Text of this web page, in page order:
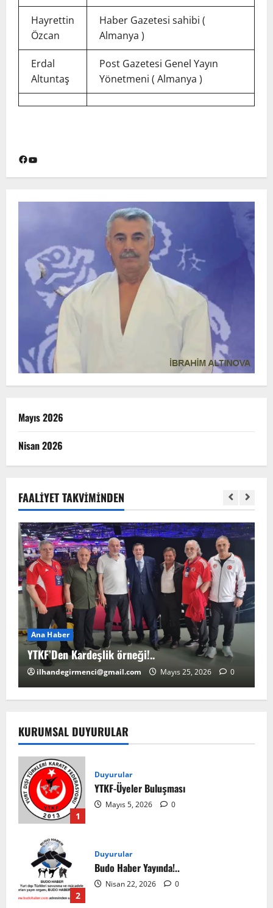
Hayrettin
Özcan
Haber Gazetesi sahibi (
Almanya )
Erdal
Altuntaş
Post Gazetesi Genel Yayın
Yönetmeni ( Almanya )
Facebook
YouTube
Mayıs 2026
Nisan 2026
FAALIYET TAKVIMINDEN
Ana Haber
YTKF’Den Kardeşlik örneği!..
ilhandegirmenci@gmail.com Mayıs 25, 2026 0
KURUMSAL DUYURULAR
1
Duyurular
YTKF-Üyeler Buluşması
Mayıs 5, 2026 0
2
Duyurular
Budo Haber Yayında!..
Nisan 22, 2026 0